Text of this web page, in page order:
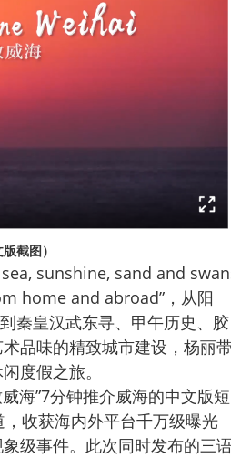
截图）
sunshine, sand and
home and abroad”，从阳
秦皇汉武东寻、甲午历史、胶
品味的精致城市建设，杨丽带
度假之旅。
海”7分钟推介威海的中文版短
收获海内外平台千万级曝光
级事件。此次同时发布的三